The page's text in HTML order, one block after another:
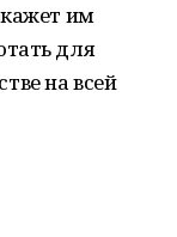
им
для
на всей